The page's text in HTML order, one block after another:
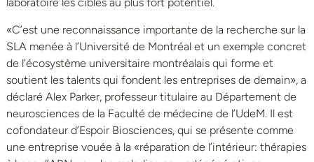
«C’est une reconnaissance importante de la recherche sur la
SLA menée à l’Université de Montréal et un exemple concret
de l’écosystème universitaire montréalais qui forme et
soutient les talents qui fondent les entreprises de demain», a
déclaré Alex Parker, professeur titulaire au Département de
neurosciences de la Faculté de médecine de l’UdeM. Il est
cofondateur d’Espoir Biosciences, qui se présente comme
une entreprise vouée à la «réparation de l’intérieur: thérapies